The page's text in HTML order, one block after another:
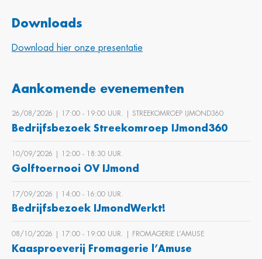
Downloads
Download hier onze presentatie
Aankomende evenementen
26/08/2026 | 17:00 ‐ 19:00 UUR. | STREEKOMROEP IJMOND360
Bedrijfsbezoek Streekomroep IJmond360
10/09/2026 | 12:00 ‐ 18:30 UUR.
Golftoernooi OV IJmond
17/09/2026 | 14:00 ‐ 16:00 UUR.
Bedrijfsbezoek IJmondWerkt!
08/10/2026 | 17:00 ‐ 19:00 UUR. | FROMAGERIE L’AMUSE
Kaasproeverij Fromagerie l’Amuse